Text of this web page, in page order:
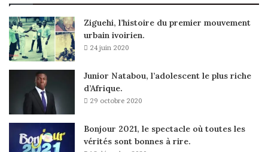
Ziguehi, l’histoire du premier mouvement
urbain ivoirien.
24 juin 2020
Junior Natabou, l’adolescent le plus riche
d’Afrique.
29 octobre 2020
Bonjour 2021, le spectacle où toutes les
vérités sont bonnes à rire.